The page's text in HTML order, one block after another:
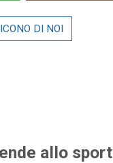
DI NOI
allo